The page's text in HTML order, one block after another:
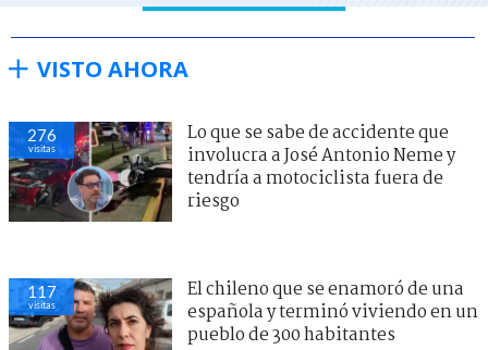
VISTO AHORA
276
visitas
Lo que se sabe de accidente que
involucra a José Antonio Neme y
tendría a motociclista fuera de
riesgo
117
visitas
El chileno que se enamoró de una
española y terminó viviendo en un
pueblo de 300 habitantes